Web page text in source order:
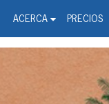
ACERCA PRECIOS
-